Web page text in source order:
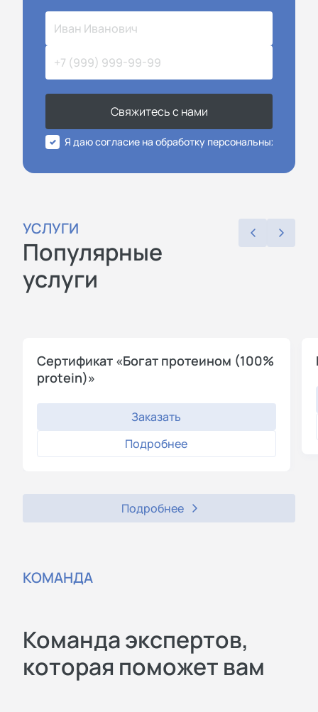
Свяжитесь с нами
Я даю согласие на обработку персональных
УСЛУГИ
Популярные
услуги
Сертификат «Богат протеином (100%
protein)»
Заказать
Подробнее
Подробнее
КОМАНДА
Команда экспертов,
которая поможет вам